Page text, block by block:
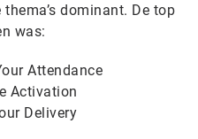
dominant. De top
was:
Attendance
Activation
Delivery